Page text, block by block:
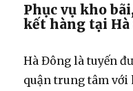
Phục vụ kho
kết hàng tại
Hà Đông là tuyến
quận trung tâm với